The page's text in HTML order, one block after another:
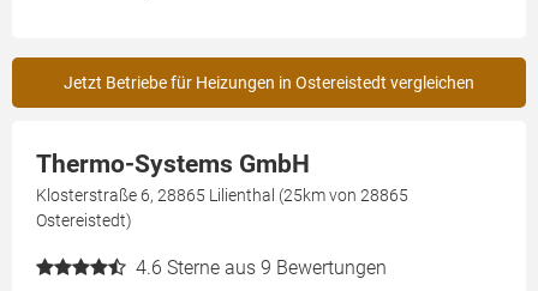
Jetzt Betriebe für Heizungen in Ostereistedt vergleichen
Thermo-Systems GmbH
Klosterstraße 6, 28865 Lilienthal (25km von 28865
Ostereistedt)
4.6 Sterne aus 9 Bewertungen